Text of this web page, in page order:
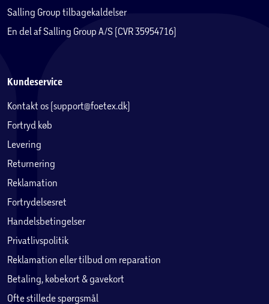
Salling Group tilbagekaldelser
En del af Salling Group A/S (CVR 35954716)
Kundeservice
Kontakt os (support@foetex.dk)
Fortryd køb
Levering
Returnering
Reklamation
Fortrydelsesret
Handelsbetingelser
Privatlivspolitik
Reklamation eller tilbud om reparation
Betaling, købekort & gavekort
Ofte stillede spørgsmål